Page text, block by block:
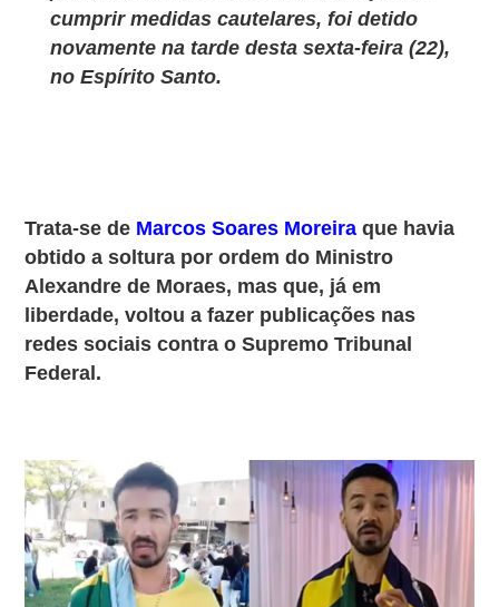
cumprir medidas cautelares, foi detido
novamente na tarde desta sexta-feira (22),
no Espírito Santo.
Trata-se de Marcos Soares Moreira que havia
obtido a soltura por ordem do Ministro
Alexandre de Moraes, mas que, já em
liberdade, voltou a fazer publicações nas
redes sociais contra o Supremo Tribunal
Federal.